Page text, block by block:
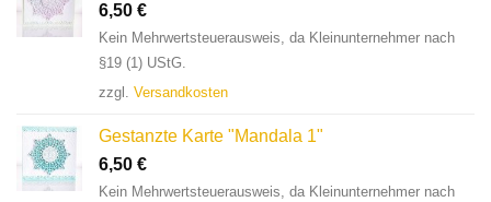
6,50 €
Kein Mehrwertsteuerausweis, da Kleinunternehmer nach
§19 (1) UStG.
zzgl. Versandkosten
Gestanzte Karte "Mandala 1"
6,50 €
Kein Mehrwertsteuerausweis, da Kleinunternehmer nach